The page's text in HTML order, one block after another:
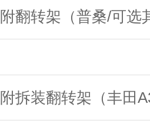
翻转架（普桑/可选
拆装翻转架（丰田